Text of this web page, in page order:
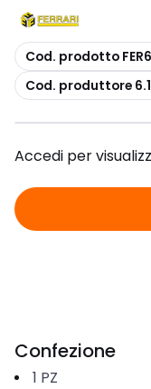
copia
Cod. prodotto
copia
Cod. produttore
Accedi per
Confezione
1 PZ